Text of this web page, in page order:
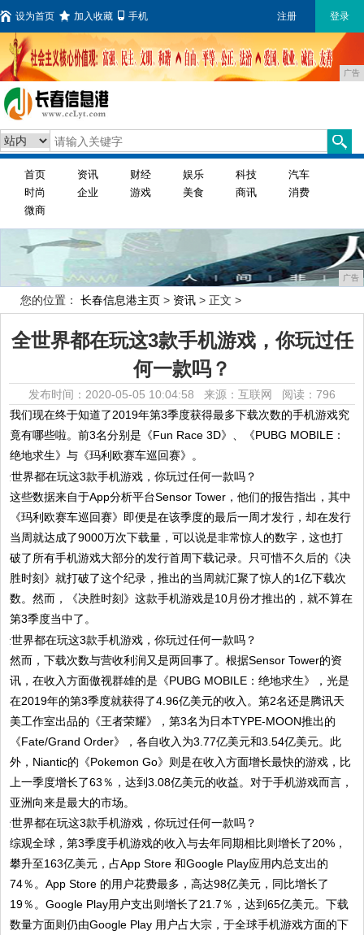
设为首页 加入收藏 手机 注册 登录
广告
首页 资讯 财经 娱乐 科技
汽车
时尚
企业 游戏 美食 商讯
消费
微商
广告
您的位置： 长春信息港主页 > 资讯 > 正文 >
全世界都在玩这3款手机游戏，你玩过任
何一款吗？
发布时间：2020-05-05 10:04:58 来源：互联网 阅读：796
我们现在终于知道了2019年第3季度获得最多下载次数的手机游戏究
竟有哪些啦。前3名分别是《Fun Race 3D》、《PUBG MOBILE：
绝地求生》与《玛利欧赛车巡回赛》。
这些数据来自于App分析平台Sensor Tower，他们的报告指出，其中
《玛利欧赛车巡回赛》即便是在该季度的最后一周才发行，却在发行
当周就达成了9000万次下载量，可以说是非常惊人的数字，这也打
破了所有手机游戏大部分的发行首周下载记录。只可惜不久后的《决
胜时刻》就打破了这个纪录，推出的当周就汇聚了惊人的1亿下载次
数。然而，《决胜时刻》这款手机游戏是10月份才推出的，就不算在
第3季度当中了。
然而，下载次数与营收利润又是两回事了。根据Sensor Tower的资
讯，在收入方面傲视群雄的是《PUBG MOBILE：绝地求生》，光是
在2019年的第3季度就获得了4.96亿美元的收入。第2名还是腾讯天
美工作室出品的《王者荣耀》，第3名为日本TYPE-MOON推出的
《Fate/Grand Order》，各自收入为3.77亿美元和3.54亿美元。此
外，Niantic的《Pokemon Go》则是在收入方面增长最快的游戏，比
上一季度增长了63％，达到3.08亿美元的收益。对于手机游戏而言，
亚洲向来是最大的市场。
综观全球，第3季度手机游戏的收入与去年同期相比则增长了20%，
攀升至163亿美元，占App Store 和Google Play应用内总支出的
74％。App Store 的用户花费最多，高达98亿美元，同比增长了
19％。Google Play用户支出则增长了21.7％，达到65亿美元。下载
数量方面则仍由Google Play 用户占大宗，于全球手机游戏方面的下